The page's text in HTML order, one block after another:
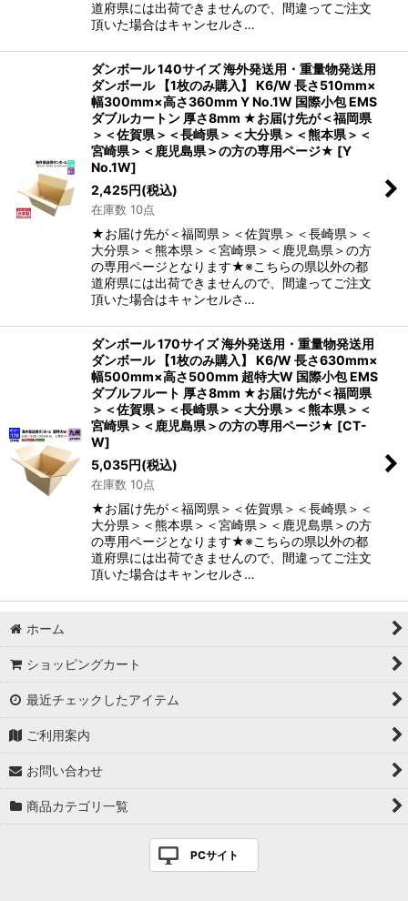
道府県には出荷できませんので、間違ってご注文
頂いた場合はキャンセルさ…
ダンボール 140サイズ 海外発送用・重量物発送用
ダンボール 【1枚のみ購入】 K6/W 長さ510mm×
幅300mm×高さ360mm Y No.1W 国際小包 EMS
ダブルカートン 厚さ8mm ★お届け先が＜福岡県
＞＜佐賀県＞＜長崎県＞＜大分県＞＜熊本県＞＜
宮崎県＞＜鹿児島県＞の方の専用ページ★ [Y
No.1W]
2,425円(税込)
在庫数 10点
★お届け先が＜福岡県＞＜佐賀県＞＜長崎県＞＜
大分県＞＜熊本県＞＜宮崎県＞＜鹿児島県＞の方
の専用ページとなります★※こちらの県以外の都
道府県には出荷できませんので、間違ってご注文
頂いた場合はキャンセルさ…
ダンボール 170サイズ 海外発送用・重量物発送用
ダンボール 【1枚のみ購入】 K6/W 長さ630mm×
幅500mm×高さ500mm 超特大W 国際小包 EMS
ダブルフルート 厚さ8mm ★お届け先が＜福岡県
＞＜佐賀県＞＜長崎県＞＜大分県＞＜熊本県＞＜
宮崎県＞＜鹿児島県＞の方の専用ページ★ [CT-
W]
5,035円(税込)
在庫数 10点
★お届け先が＜福岡県＞＜佐賀県＞＜長崎県＞＜
大分県＞＜熊本県＞＜宮崎県＞＜鹿児島県＞の方
の専用ページとなります★※こちらの県以外の都
道府県には出荷できませんので、間違ってご注文
頂いた場合はキャンセルさ…
ホーム
ショッピングカート
最近チェックしたアイテム
ご利用案内
お問い合わせ
商品カテゴリ一覧
PCサイト